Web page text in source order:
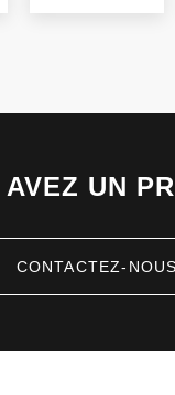
AVEZ UN
CONTACTEZ-NOUS